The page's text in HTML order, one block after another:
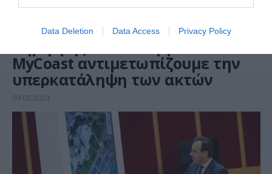
Data Deletion Data Access Privacy Policy
ΤΕΧΝΟΛΟΓΙΕΣ
ΜyCoast αντιμετωπίζουμε την
υπερκατάληψη των ακτών
09.05.2024